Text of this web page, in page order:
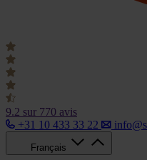
9.2 sur 770 avis
+31 10 433 33 22
Français